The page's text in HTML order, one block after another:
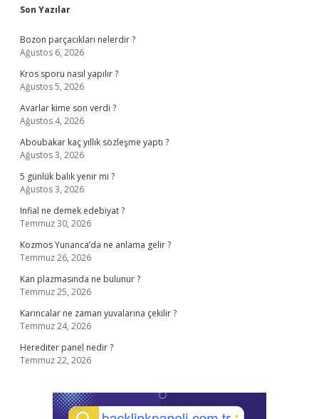
Sidebar
Son Yazılar
Bozon parçacıkları nelerdir ?
Ağustos 6, 2026
Kros sporu nasıl yapılır ?
Ağustos 5, 2026
Avarlar kime son verdi ?
Ağustos 4, 2026
Aboubakar kaç yıllık sözleşme yaptı ?
Ağustos 3, 2026
5 günlük balık yenir mi ?
Ağustos 3, 2026
Infial ne demek edebiyat ?
Temmuz 30, 2026
Kozmos Yunanca’da ne anlama gelir ?
Temmuz 26, 2026
Kan plazmasında ne bulunur ?
Temmuz 25, 2026
Karıncalar ne zaman yuvalarına çekilir ?
Temmuz 24, 2026
Herediter panel nedir ?
Temmuz 22, 2026